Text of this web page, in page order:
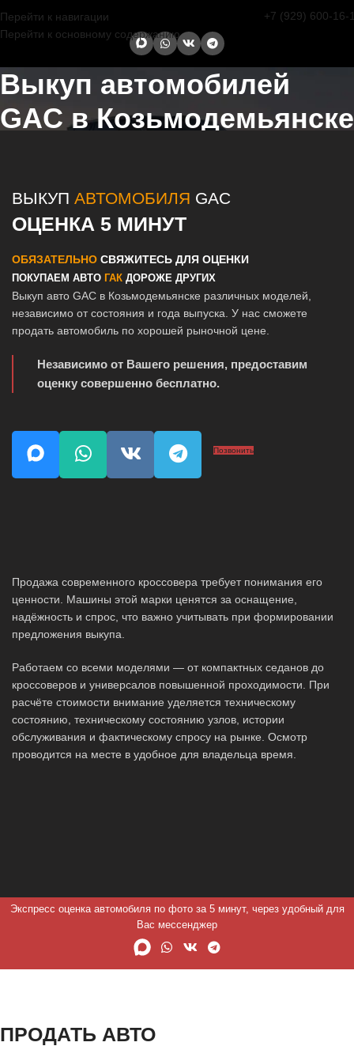
Перейти к навигации
Перейти к основному содержанию
+7 (929) 600-16-
Выкуп автомобилей
GAC в Козьмодемьянске
ВЫКУП АВТОМОБИЛЯ GAC
ОЦЕНКА 5 МИНУТ
ОБЯЗАТЕЛЬНО СВЯЖИТЕСЬ ДЛЯ ОЦЕНКИ
ПОКУПАЕМ АВТО ГАК ДОРОЖЕ ДРУГИХ
Выкуп авто GAC в Козьмодемьянске различных моделей,
независимо от состояния и года выпуска. У нас сможете
продать автомобиль по хорошей рыночной цене.
Независимо от Вашего решения, предоставим
оценку совершенно бесплатно.
Позвонить
Продажа современного кроссовера требует понимания его
ценности. Машины этой марки ценятся за оснащение,
надёжность и спрос, что важно учитывать при формировании
предложения выкупа.
Работаем со всеми моделями — от компактных седанов до
кроссоверов и универсалов повышенной проходимости. При
расчёте стоимости внимание уделяется техническому
состоянию, техническому состоянию узлов, истории
обслуживания и фактическому спросу на рынке. Осмотр
проводится на месте в удобное для владельца время.
Экспресс оценка автомобиля по фото за 5 минут, через удобный для
Вас мессенджер
ПРОДАТЬ АВТО